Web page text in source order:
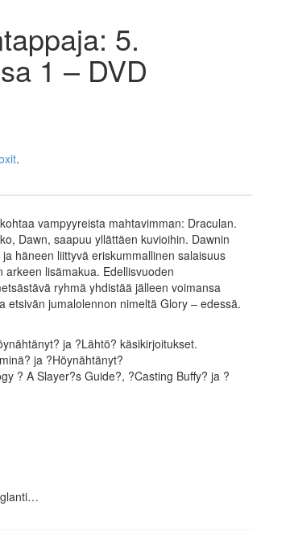
5.
1 – DVD
.
vampyyreista mahtavimman: Draculan.
Dawn, saapuu yllättäen kuvioihin. Dawnin
häneen liittyvä eriskummallinen salaisuus
arkeen lisämakua. Edellisvuoden
ryhmä yhdistää jälleen voimansa
etsivän jumalolennon nimeltä Glory – edessä.
ja ?Lähtö? käsikirjoitukset.
ja ?Höynähtänyt?
? A Slayer?s Guide?, ?Casting Buffy? ja ?